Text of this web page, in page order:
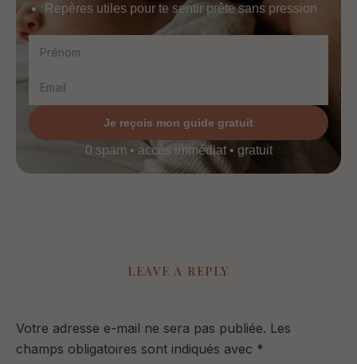
Repères utiles pour te sentir prête sans pression
Je reçois mon guide gratuit
0 spam • accès immédiat • gratuit
LEAVE A REPLY
Votre adresse e-mail ne sera pas publiée. Les
champs obligatoires sont indiqués avec *